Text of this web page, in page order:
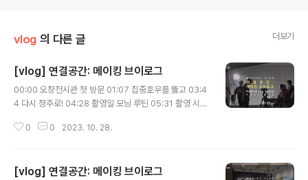
vlog 의 다른 글 더보기
[vlog] 연결공간: 메이킹 브이로그
00:00 오창전시관 첫 방문 01:07 집중호우를 뚫고 03:4
4 다시 청주로! 04:28 촬영일 모닝 루틴 05:31 촬영 시
음 09:33 영상 편집 11:45 최초 공개 피아니스트 문용의
영 김문용, 임미영, 장초영 편집, 자막 김문용 moonyong.
0 0 2023. 10. 28.
[vlog] 연결공간: 메이킹 브이로그